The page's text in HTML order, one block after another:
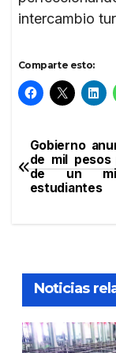
intercambio
Comparte esto:
de
Gobierno
de mil pesos
de un
estudiantes
Noticias